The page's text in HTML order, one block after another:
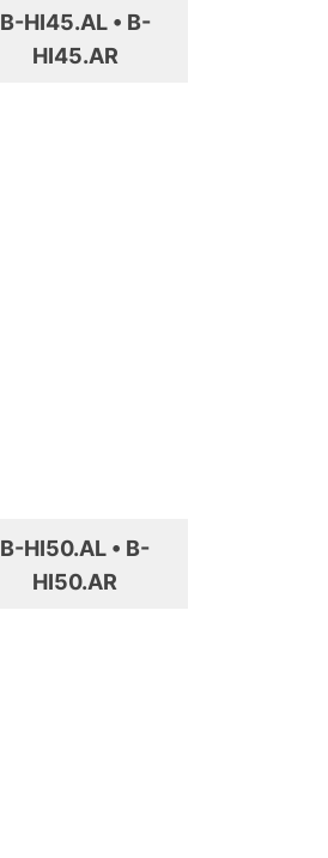
B-HI45.AL • B-
HI45.AR
B-HI50.AL • B-
HI50.AR